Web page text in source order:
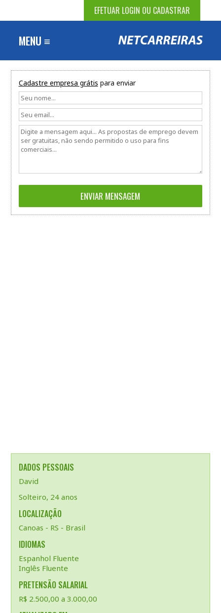
EFETUAR LOGIN OU CADASTRAR
MENU ≡
Cadastre empresa grátis para enviar
DADOS PESSOAIS
David
Solteiro, 24 anos
LOCALIZAÇÃO
Canoas - RS - Brasil
IDIOMAS
Espanhol Fluente
Inglês Fluente
PRETENSÃO SALARIAL
R$ 2.500,00 a 3.000,00